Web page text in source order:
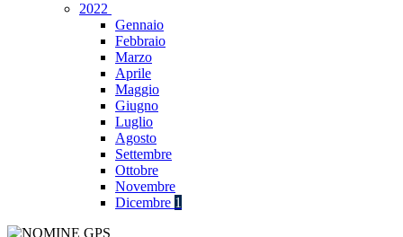
2022
Gennaio
Febbraio
Marzo
Aprile
Maggio
Giugno
Luglio
Agosto
Settembre
Ottobre
Novembre
Dicembre 1